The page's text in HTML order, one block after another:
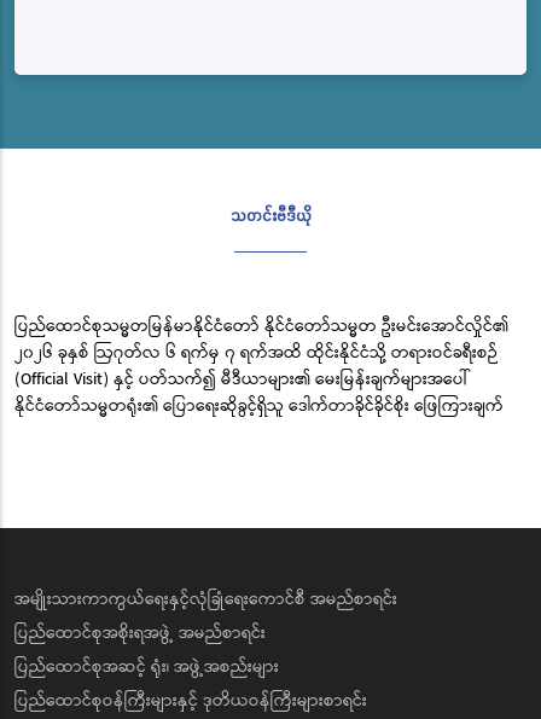
သတင်းဗီဒီယို
ပြည်ထောင်စုသမ္မတမြန်မာနိုင်ငံတော် နိုင်ငံတော်သမ္မတ ဦးမင်းအောင်လှိုင်၏
၂၀၂၆ ခုနှစ် ဩဂုတ်လ ၆ ရက်မှ ၇ ရက်အထိ ထိုင်းနိုင်ငံသို့ တရားဝင်ခရီးစဉ်
(Official Visit) နှင့် ပတ်သက်၍ မီဒီယာများ၏ မေးမြန်းချက်များအပေါ်
နိုင်ငံတော်သမ္မတရုံး၏ ပြောရေးဆိုခွင့်ရှိသူ ဒေါက်တာခိုင်ခိုင်စိုး ဖြေကြားချက်
အမျိုးသားကာကွယ်ရေးနှင့်လုံခြုံရေးကောင်စီ အမည်စာရင်း
ပြည်ထောင်စုအစိုးရအဖွဲ့ အမည်စာရင်း
ပြည်ထောင်စုအဆင့် ရုံး၊ အဖွဲ့အစည်းများ
ပြည်ထောင်စုဝန်ကြီးများနှင့် ဒုတိယဝန်ကြီးများစာရင်း